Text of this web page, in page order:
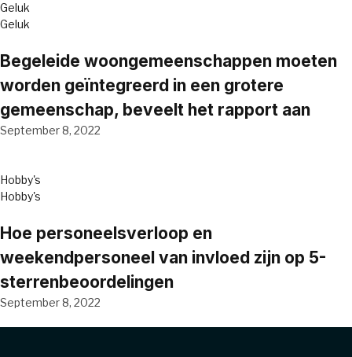
Geluk
Geluk
Begeleide woongemeenschappen moeten
worden geïntegreerd in een grotere
gemeenschap, beveelt het rapport aan
September 8, 2022
Hobby's
Hobby's
Hoe personeelsverloop en
weekendpersoneel van invloed zijn op 5-
sterrenbeoordelingen
September 8, 2022